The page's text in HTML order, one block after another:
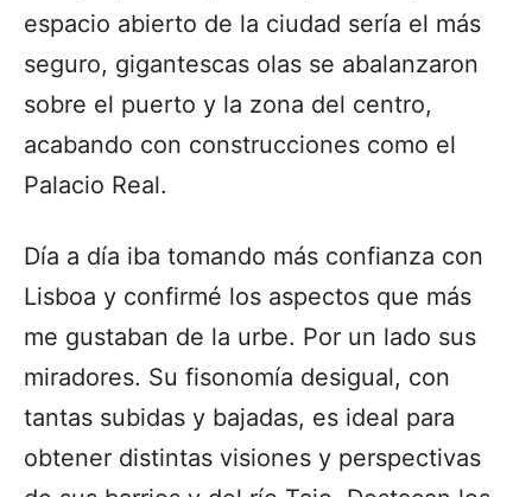
espacio abierto de la ciudad sería el más
seguro, gigantescas olas se abalanzaron
sobre el puerto y la zona del centro,
acabando con construcciones como el
Palacio Real.
Día a día iba tomando más confianza con
Lisboa y confirmé los aspectos que más
me gustaban de la urbe. Por un lado sus
miradores. Su fisonomía desigual, con
tantas subidas y bajadas, es ideal para
obtener distintas visiones y perspectivas